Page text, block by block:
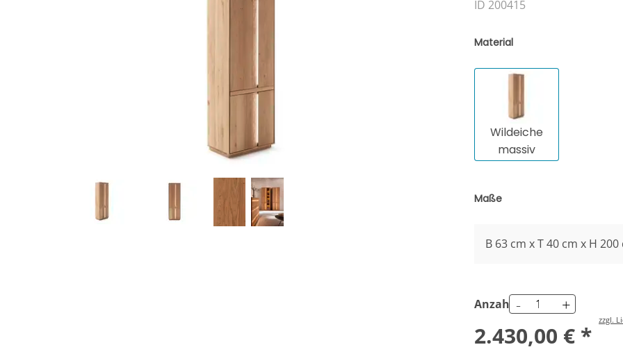
ID 200415
Material
Wildeiche
massiv
Maße
B 63 cm x T 40 cm x H 200
Anzahl - +
2.430,00 € *
zzgl.